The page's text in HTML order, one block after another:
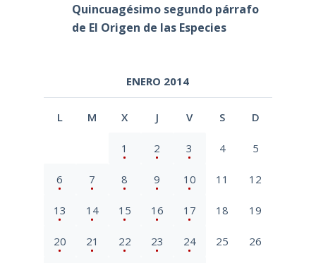
Quincuagésimo segundo párrafo
de El Origen de las Especies
ENERO 2014
L M X J V S D
1 2 3 4 5
6 7 8 9 10 11 12
13 14 15 16 17 18 19
20 21 22 23 24 25 26